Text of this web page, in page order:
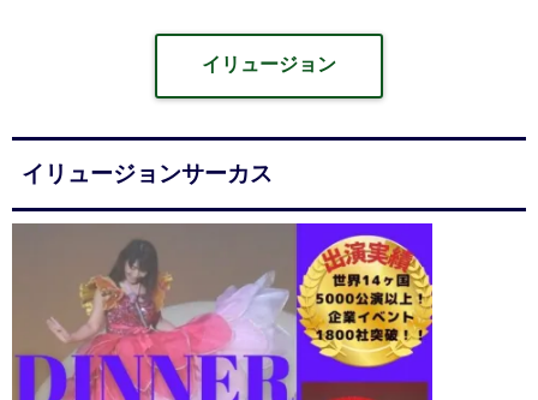
イリュージョン
イリュージョンサーカス